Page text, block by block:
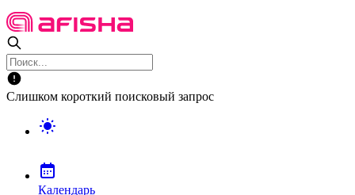
Слишком короткий поисковый запрос
Календарь